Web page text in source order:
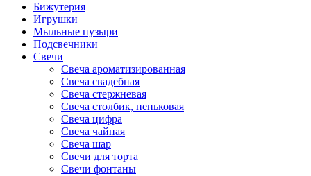
Бижутерия
Игрушки
Мыльные пузыри
Подсвечники
Свечи
Свеча ароматизированная
Свеча свадебная
Свеча стержневая
Свеча столбик, пеньковая
Свеча цифра
Свеча чайная
Свеча шар
Свечи для торта
Свечи фонтаны